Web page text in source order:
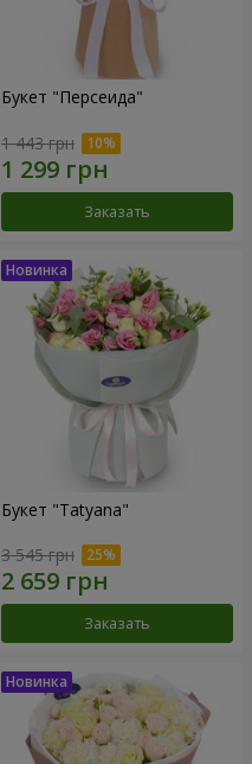
Букет "Персеида"
1 443 грн
Заказать
Букет "Tatyana"
3 545 грн
Заказать